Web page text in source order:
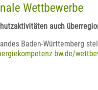
Wettbewerbe
auch
Baden-Württemberg
bw.de/